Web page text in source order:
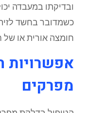
ובדיקתו במעבדה
כשמדובר בחשד
חומצה אורית או של
אפשרויות
מפרקים